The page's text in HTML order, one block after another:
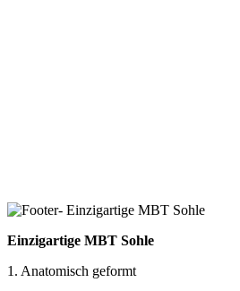
Einzigartige MBT Sohle
1. Anatomisch geformt